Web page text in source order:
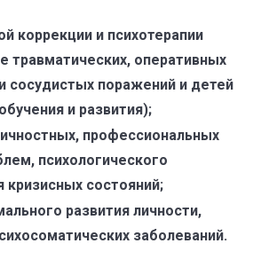
коррекции и психотерапии
травматических, оперативных
сосудистых поражений и детей
и развития);
профессиональных
психологического
состояний;
развития личности,
заболеваний.